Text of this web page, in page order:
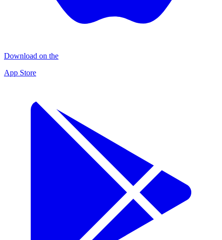
Download on the
App Store